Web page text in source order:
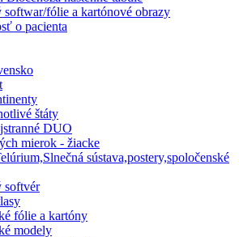
fólie a kartónové obrazy
o pacienta
štáty
DUO
mierok - žiacke
sústava,postery,spoločenské
softvér
fólie a kartóny
modely